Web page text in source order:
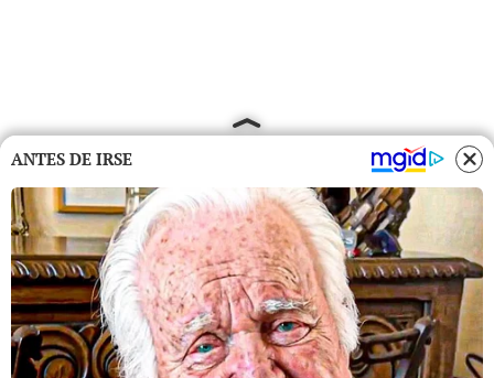
ANTES DE IRSE